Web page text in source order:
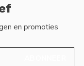
en promoties